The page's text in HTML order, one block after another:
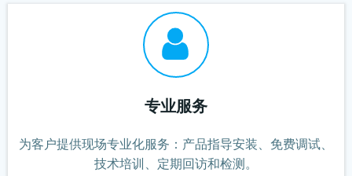
专业服务
为客户提供现场专业化服务：产品指导安装、免费调试、
技术培训、定期回访和检测。